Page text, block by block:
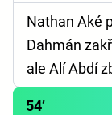
Nathan Aké
Dahmán
ale Alí Abdí
54’